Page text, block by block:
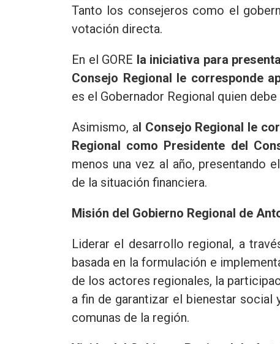
Tanto los consejeros como el
votación directa.
En el GORE la iniciativa para
Consejo Regional le corresponde
es el Gobernador Regional quien
Asimismo, al Consejo Regional le
Regional como Presidente del
menos una vez al año, presentando
de la situación financiera.
Misión del Gobierno Regional de
Liderar el desarrollo regional, a
basada en la formulación e
de los actores regionales, la
a fin de garantizar el bienestar social
comunas de la región.